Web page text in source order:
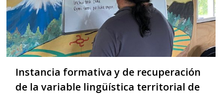
Instancia formativa y de recuperación
de la variable lingüística territorial de